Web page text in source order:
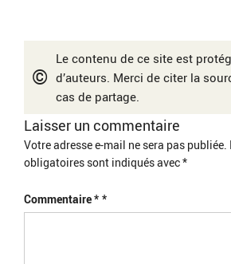
©
Le contenu de ce site est
d’auteurs. Merci de citer la
cas de partage.
Laisser un commentaire
Votre adresse e-mail ne sera pas publiée.
obligatoires sont indiqués avec*
Commentaire*